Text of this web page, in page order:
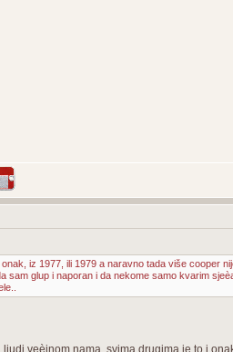
iz 1977, ili 1979 a naravno tada više cooper
sam glup i naporan i da nekome samo kvarim
nama. svima drugima je to i